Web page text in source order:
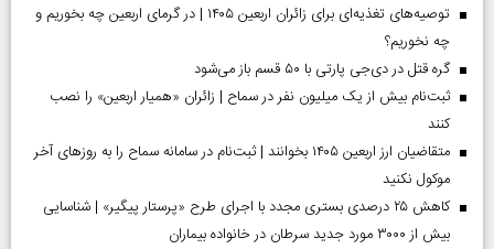
توصیه‌های تغذیه‌ای برای زائران اربعین ۱۴۰۵ | در گرمای اربعین چه بخوریم و
چه نخوریم؟
گره قتل در دی‌جی پارتی با ۵۰ قسم باز می‌شود
ثبت‌نام بیش از یک میلیون نفر در سماح | زائران «همیار اربعین» را نصب
کنند
متقاضیان ارز اربعین ۱۴۰۵ بخوانند | ثبت‌نام در سامانه سماح را به روز‌های آخر
موکول نکنید
کاهش ۲۵ درصدی بستری مجدد با اجرای طرح «پرستار پیگیر» | شناسایی
بیش از ۳۰۰۰ مورد جدید سرطان در خانواده بیماران